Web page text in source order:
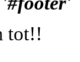
tot!!